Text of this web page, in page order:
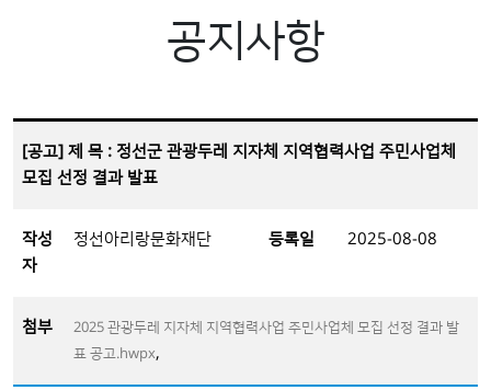
공지사항
[공고] 제 목 : 정선군 관광두레 지자체 지역협력사업 주민사업체
모집 선정 결과 발표
작성
자
정선아리랑문화재단 등록일 2025-08-08
첨부
2025 관광두레 지자체 지역협력사업 주민사업체 모집 선정 결과 발
표 공고.hwpx,